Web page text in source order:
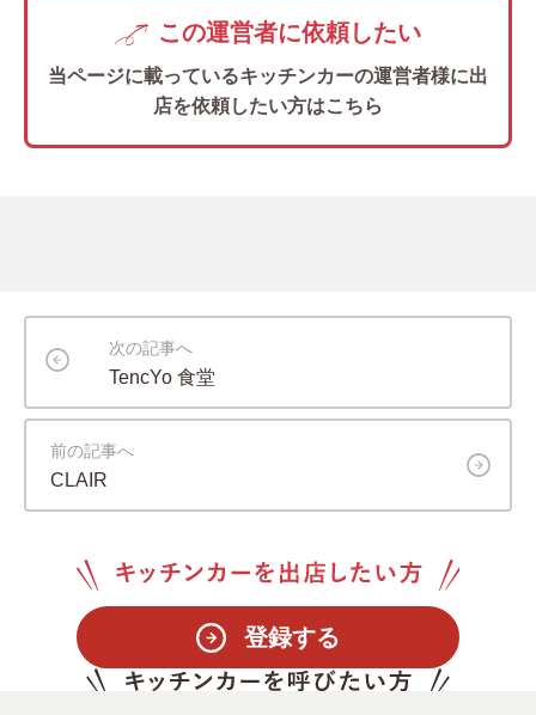
この運営者に依頼したい
当ページに載っているキッチンカーの運営者様に出
店を依頼したい方はこちら
次の記事へ
TencYo 食堂
前の記事へ
CLAIR
登録する